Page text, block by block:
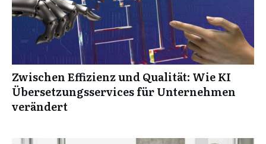
Zwischen Effizienz und Qualität: Wie KI
Übersetzungsservices für Unternehmen
verändert